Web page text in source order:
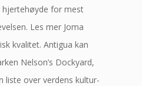
hjertehøyde for mest
Les mer Joma
kvalitet. Antigua kan
Nelson’s Dockyard,
liste over verdens kultur-